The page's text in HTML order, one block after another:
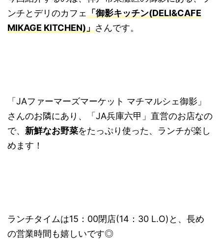
ンチとデリのカフェ「御影キッチン(DELI&CAFE
MIKAGE KITCHEN)」さんです。
「JAファーマーズマーケット マチマルシェ御影」
さんのお隣にあり、「JA兵庫六甲」直営のお店なの
で、 新鮮なお野菜をたっぷり使った、ランチが楽し
めます！
ランチタイムは15：00閉店(14：30 L.O)と、長め
の営業時間も嬉しいです◎